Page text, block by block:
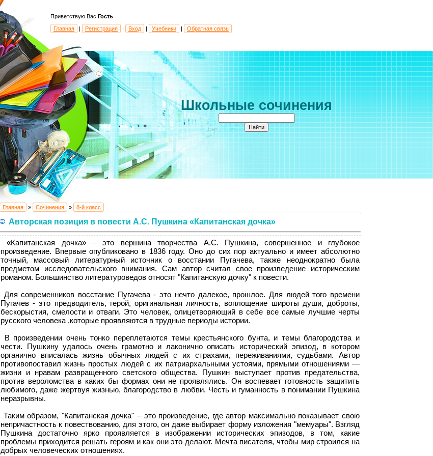
Приветствую Вас Гость
Главная
| Регистрация | Вход | Учебники | Обратная связь
Школьные сочинения
Главная » Сочинения » 8-й класс
Авторская позиция в повести А.С. Пушкина «Капитанская дочка»
«Капитанская дочка» – это вершина творчества А.С. Пушкина, совершенное и глубокое
произведение. Впервые опубликовано в 1836 году. Оно до сих пор актуально и имеет абсолютно
точный, массовый литературный источник о восстании Пугачева, также неоднократно была
предметом исследовательского внимания. Сам автор считал свое произведение историческим
романом. Большинство литературоведов относят "Капитанскую дочку" к повести.
Для современников восстание Пугачева - это нечто далекое, прошлое. Для людей того времени
Пугачев - это предводитель, герой, оригинальная личность, воплощение широты души, доброты,
бескорыстия, смелости и отваги. Это человек, олицетворяющий в себе все самые лучшие черты
русского человека ,которые проявляются в трудные периоды истории.
В произведении очень тонко переплетаются темы крестьянского бунта, и темы благородства и
чести. Пушкину удалось очень грамотно и лаконично описать исторический эпизод, в котором
органично вписалась жизнь обычных людей с их страхами, переживаниями, судьбами. Автор
противопоставил жизнь простых людей с их патриархальными устоями, прямыми отношениями —
жизни и нравам развращенного светского общества. Пушкин выступает против предательства,
против вероломства в каких бы формах они не проявлялись. Он воспевает готовность защитить
любимого, даже жертвуя жизнью, благородство в любви. Честь и гуманность в понимании Пушкина
неразрывны.
Таким образом, "Капитанская дочка" – это произведение, где автор максимально показывает свою
непричастность к повествованию, для этого, он даже выбирает форму изложения "мемуары". Взгляд
Пушкина достаточно ярко проявляется в изображении исторических эпизодов, в том, какие
проблемы приходится решать героям и как они это делают. Мечта писателя, чтобы мир строился на
добрых человеческих отношениях.